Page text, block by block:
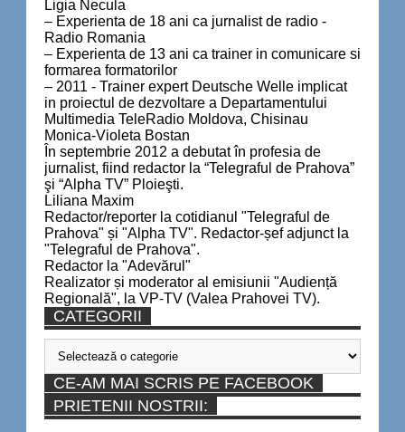
Ligia Necula
– Experienta de 18 ani ca jurnalist de radio -
Radio Romania
– Experienta de 13 ani ca trainer in comunicare si
formarea formatorilor
– 2011 - Trainer expert Deutsche Welle implicat
in proiectul de dezvoltare a Departamentului
Multimedia TeleRadio Moldova, Chisinau
Monica-Violeta Bostan
În septembrie 2012 a debutat în profesia de
jurnalist, fiind redactor la “Telegraful de Prahova”
şi “Alpha TV” Ploieşti.
Liliana Maxim
Redactor/reporter la cotidianul "Telegraful de
Prahova" și "Alpha TV". Redactor-șef adjunct la
"Telegraful de Prahova".
Redactor la "Adevărul"
Realizator și moderator al emisiunii "Audiență
Regională", la VP-TV (Valea Prahovei TV).
CATEGORII
Categorii
CE-AM MAI SCRIS PE FACEBOOK
PRIETENII NOSTRII: